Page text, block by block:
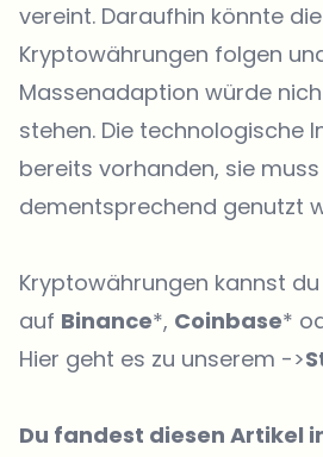
vereint. Daraufhin könnte
Kryptowährungen folgen
Massenadaption würde
stehen. Die technologische
bereits vorhanden, sie
dementsprechend genutzt
Kryptowährungen kannst du
auf Binance*, Coinbase*
Hier geht es zu unserem ->
Du fandest diesen Artikel